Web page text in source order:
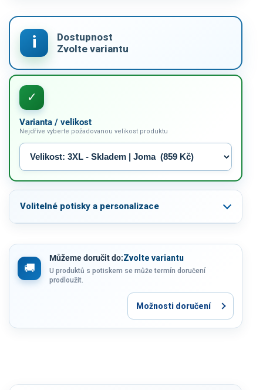
Varianta / velikost
Nejdříve vyberte požadovanou velikost produktu
Volitelné potisky a personalizace
Můžeme doručit do:Zvolte variantu
U produktů s potiskem se může termín doručení
prodloužit.
Možnosti doručení